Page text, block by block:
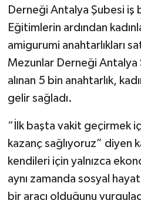
Derneği Antalya Şubesi
Eğitimlerin ardından
amigurumi anahtarlıkları
Mezunlar Derneği Antalya
alınan 5 bin anahtarlık,
gelir sağladı.
“İlk başta vakit geçirmek
kazanç sağlıyoruz” diyen
kendileri için yalnızca
aynı zamanda sosyal
bir aracı olduğunu